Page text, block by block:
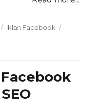
Categories
Iklan Facebook